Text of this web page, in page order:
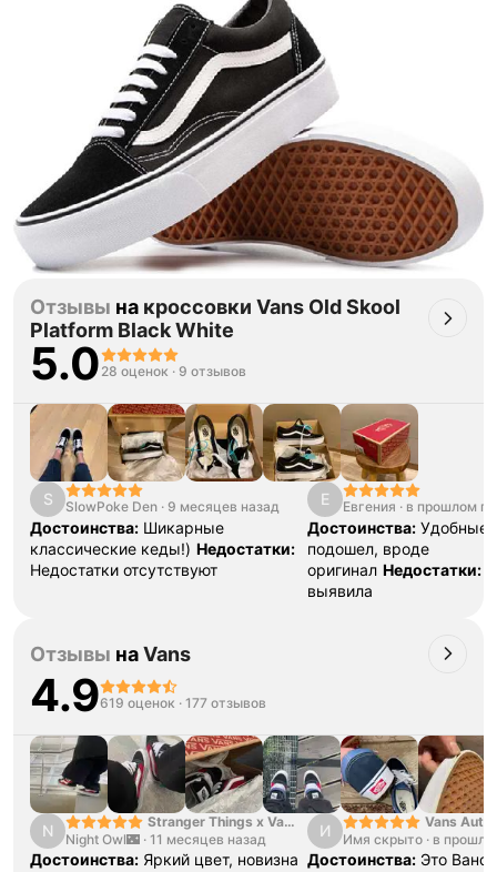
Отзывы на кроссовки Vans Old Skool
Platform Black White
5.0 28 оценок · 9 отзывов
S SlowPoke Den · 9 месяцев назад
Достоинства: Шикарные
классические кеды!) Недостатки:
Недостатки отсутствуют
Е Евгения · в прошлом
Достоинства: Удобные,
подошел, вроде
оригинал Недостатки:
выявила
Отзывы наVans
4.9619 оценок · 177 отзывов
N
Stranger Things x Vans
SK8 Reissue
Night Owl🌃 · 11 месяцев назад
Достоинства: Яркий цвет, новизна
И
Vans
Moon Blue
Имя скрыто · в
Достоинства: Это